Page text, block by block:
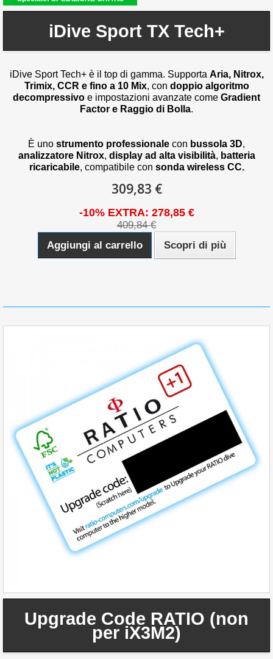
iDive Sport TX Tech+
iDive Sport Tech+ è il top di gamma. Supporta Aria, Nitrox,
Trimix, CCR e fino a 10 Mix, con doppio algoritmo
decompressivo e impostazioni avanzate come Gradient
Factor e Raggio di Bolla.
È uno strumento professionale con bussola 3D,
analizzatore Nitrox, display ad alta visibilità, batteria
ricaricabile, compatibile con sonda wireless CC.
309,83 €
-10% EXTRA: 278,85 €
409,84 €
Aggiungi al carrello
Scopri di più
Upgrade Code RATIO (non
per iX3M2)